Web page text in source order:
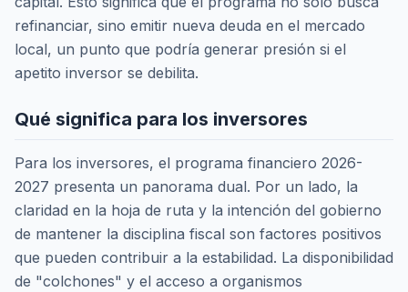
refinanciar, sino emitir nueva deuda en el mercado
local, un punto que podría generar presión si el
apetito inversor se debilita.
Qué significa para los inversores
Para los inversores, el programa financiero 2026-
2027 presenta un panorama dual. Por un lado, la
claridad en la hoja de ruta y la intención del gobierno
de mantener la disciplina fiscal son factores positivos
que pueden contribuir a la estabilidad. La disponibilidad
de "colchones" y el acceso a organismos